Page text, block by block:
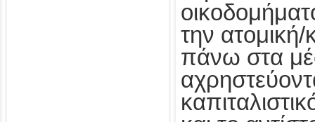
την ατομική/
πάνω στα